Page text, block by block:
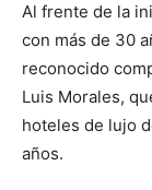
Al frente de la
con más de 30
reconocido
Luis Morales,
hoteles de lujo
años.